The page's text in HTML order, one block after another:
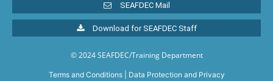
SEAFDEC Mail
Download for SEAFDEC Staff
© 2024 SEAFDEC/Training Department
Terms and Conditions| Data Protection and Privacy